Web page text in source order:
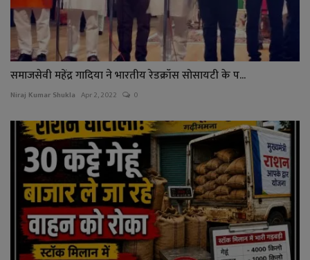
समाजसेवी महेंद्र गादिया ने भारतीय रेडक्रॉस सोसायटी के प...
Niraj Kumar Shukla Apr 2, 2022 0